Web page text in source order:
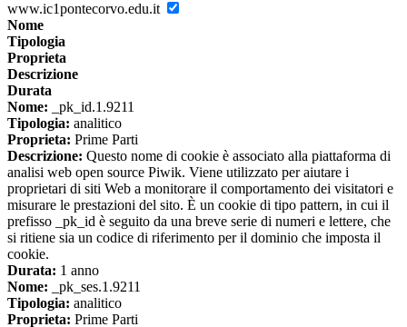
www.ic1pontecorvo.edu.it
Nome
Tipologia
Proprieta
Descrizione
Durata
Nome: _pk_id.1.9211
Tipologia: analitico
Proprieta: Prime Parti
Descrizione: Questo nome di cookie è associato alla piattaforma di
analisi web open source Piwik. Viene utilizzato per aiutare i
proprietari di siti Web a monitorare il comportamento dei visitatori e
misurare le prestazioni del sito. È un cookie di tipo pattern, in cui il
prefisso _pk_id è seguito da una breve serie di numeri e lettere, che
si ritiene sia un codice di riferimento per il dominio che imposta il
cookie.
Durata: 1 anno
Nome: _pk_ses.1.9211
Tipologia: analitico
Proprieta: Prime Parti